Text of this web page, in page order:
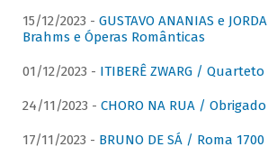
15/12/2023 - GUSTAVO ANANIAS e
Brahms e Óperas Românticas
01/12/2023 - ITIBERÊ ZWARG / Quarteto
24/11/2023 - CHORO NA RUA /
17/11/2023 - BRUNO DE SÁ / Roma 1700